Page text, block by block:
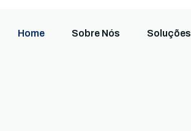
Home Sobre Nós Soluções